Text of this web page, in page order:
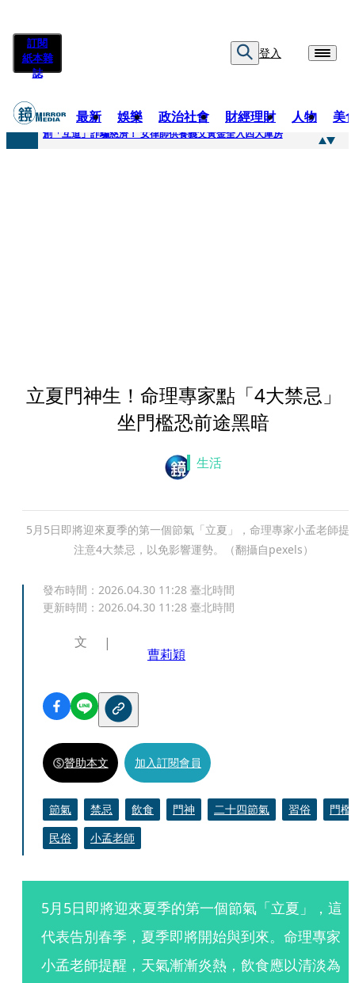
訂閱
紙本雜
誌
登入
最新 娛樂 政治社會 財經理財 人物 美
快訊
創「互道」詐騙慈濟！ 女律師供養義父黃金全入四大庫房
立夏門神生！命理專家點「4大禁忌」
坐門檻恐前途黑暗
生活
5月5日即將迎來夏季的第一個節氣「立夏」，命理專家小孟老師提
注意4大禁忌，以免影響運勢。（翻攝自pexels）
發布時間： 2026.04.30 11:28 臺北時間
更新時間： 2026.04.30 11:28 臺北時間
文
曹莉穎
贊助本文 加入訂閱會員
節氣 禁忌 飲食 門神 二十四節氣 習俗
門檻
民俗
小孟老師
5月5日即將迎來夏季的第一個節氣「立夏」，這
代表告別春季，夏季即將開始與到來。命理專家
小孟老師提醒，天氣漸漸炎熱，飲食應以清淡為